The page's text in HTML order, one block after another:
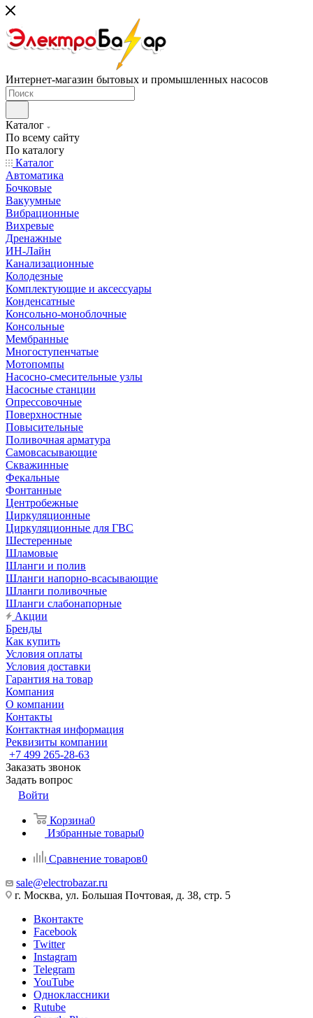
Интернет-магазин бытовых и промышленных насосов
Каталог
По всему сайту
По каталогу
Каталог
Автоматика
Бочковые
Вакуумные
Вибрационные
Вихревые
Дренажные
ИН-Лайн
Канализационные
Колодезные
Комплектующие и аксессуары
Конденсатные
Консольно-моноблочные
Консольные
Мембранные
Многоступенчатые
Мотопомпы
Насосно-смесительные узлы
Насосные станции
Опрессовочные
Поверхностные
Повысительные
Поливочная арматура
Самовсасывающие
Скважинные
Фекальные
Фонтанные
Центробежные
Циркуляционные
Циркуляционные для ГВС
Шестеренные
Шламовые
Шланги и полив
Шланги напорно-всасывающие
Шланги поливочные
Шланги слабонапорные
Акции
Бренды
Как купить
Условия оплаты
Условия доставки
Гарантия на товар
Компания
О компании
Контакты
Контактная информация
Реквизиты компании
+7 499 265-28-63
Заказать звонок
Задать вопрос
Войти
Корзина0
Избранные товары0
Сравнение товаров0
sale@electrobazar.ru
г. Москва, ул. Большая Почтовая, д. 38, стр. 5
Вконтакте
Facebook
Twitter
Instagram
Telegram
YouTube
Одноклассники
Rutube